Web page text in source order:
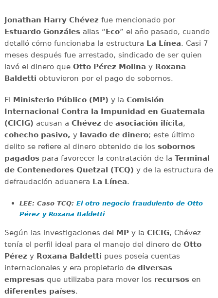
Jonathan Harry Chévez fue mencionado por
Estuardo Gonzálesalias “Eco” el año pasado, cuando
detalló cómo funcionaba la estructura La Línea. Casi 7
meses después fue arrestado, sindicado de ser quien
lavó el dinero que Otto Pérez Molina y Roxana
Baldetti obtuvieron por el pago de sobornos.
El Ministerio Público (MP) y la Comisión
Internacional Contra la Impunidad en Guatemala
(CICIG) acusan a Chévez de asociación ilícita,
cohecho pasivo, y lavado de dinero; este último
delito se refiere al dinero obtenido de los sobornos
pagadospara favorecer la contratación de la Terminal
de Contenedores Quetzal (TCQ) y de la estructura de
defraudación aduanera La Línea.
LEE: Caso TCQ: El otro negocio fraudulento de Otto
Pérez y Roxana Baldetti
Según las investigaciones del MPy la CICIG, Chévez
tenía el perfil ideal para el manejo del dinero de Otto
Pérez y Roxana Baldetti pues poseía cuentas
internacionales y era propietario de diversas
empresasque utilizaba para mover los recursosen
diferentes países.